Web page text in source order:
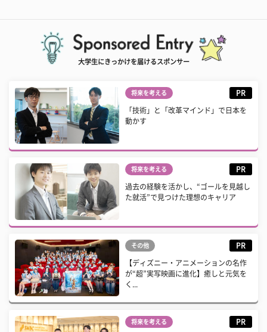
大学生にきっかけを届けるスポンサー
将来を考える PR
「技術」と「改革マインド」で日本を
動かす
将来を考える PR
過去の経験を活かし、“ゴールを見越し
た就活”で見つけた理想のキャリア
その他 PR
【ディズニー・アニメーションの名作
が“超”実写映画に進化】癒しと元気を
く...
将来を考える PR